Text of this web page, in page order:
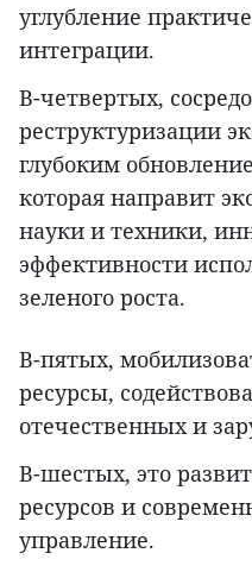
углубление
интеграции.
В-четвертых,
реструктуризации
глубоким
которая направит
науки и техники,
эффективности
зеленого роста.
В-пятых,
ресурсы,
отечественных и
В-шестых, это
ресурсов и
управление.